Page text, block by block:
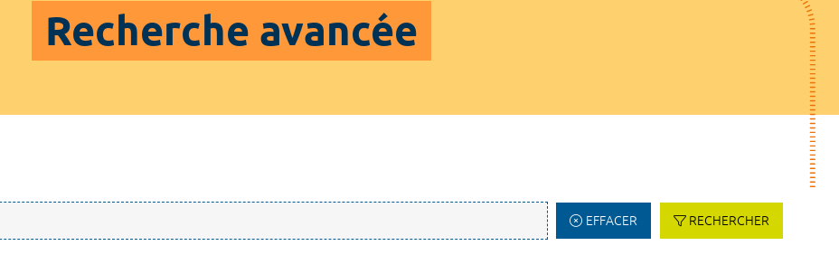
Recherche avancée
EFFACER RECHERCHER